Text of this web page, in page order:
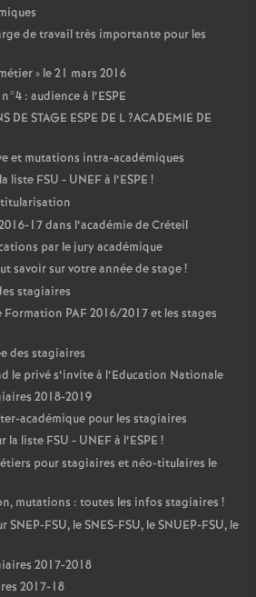
de travail très importante pour les
» le 21 mars 2016
: audience à l’ESPE
DE STAGE ESPE DE L?ACADEMIE DE
et mutations intra-académiques
liste FSU - UNEFà l’ESPE !
17 dans l’académie de Créteil
par le jury académique
savoir sur votre année de stage!
stagiaires
Formation PAF2016/2017 et les stages
des stagiaires
le privé s’invite à l’Education Nationale
2018-2019
académique pour les stagiaires
la liste FSU - UNEFà l’ESPE !
pour stagiaires et néo-titulaires le
mutations : toutes les infos stagiaires !
SNEP-FSU, leSNES-FSU, leSNUEP-FSU, le
2017-2018
2017-18